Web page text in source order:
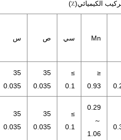
الكيميائي(٪)
Mn سي ص س
≤
0.93
≥
0.1
35
0.035
35
0.035
0.29
～
1.06
≥
0.1
35
0.035
35
0.035